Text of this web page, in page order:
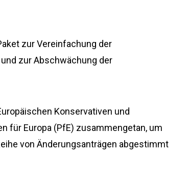
zur Vereinfachung der
zur Abschwächung der
Konservativen und
für Europa (PfE) zusammengetan, um
von Änderungsanträgen abgestimmt